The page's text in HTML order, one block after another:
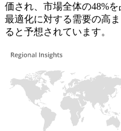
価され、市場全体の48%
最適化に対する需要の高
ると予想されています。